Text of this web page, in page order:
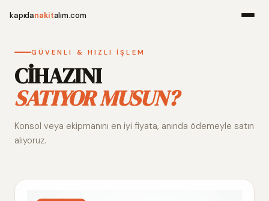
kapıdanakitalım.com
Alım
GÜVENLI & HIZLI İŞLEM
CİHAZINI
SATIYOR MUSUN?
Konsol veya ekipmanını en iyi fiyata, anında ödemeyle satın
alıyoruz.